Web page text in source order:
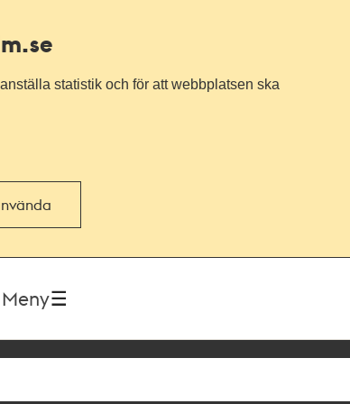
statistik och för att webbplatsen ska
Meny